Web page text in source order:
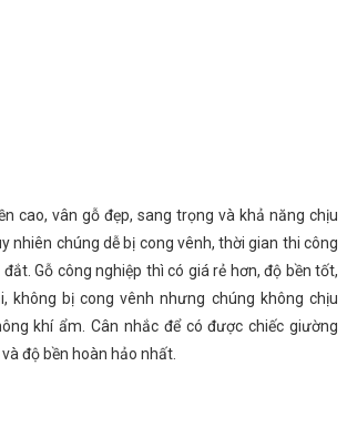
cao, vân gỗ đẹp, sang trọng và khả năng chịu
nhiên chúng dễ bị cong vênh, thời gian thi công
Gỗ công nghiệp thì có giá rẻ hơn, độ bền tốt,
không bị cong vênh nhưng chúng không chịu
khí ẩm. Cân nhắc để có được chiếc giường
độ bền hoàn hảo nhất.